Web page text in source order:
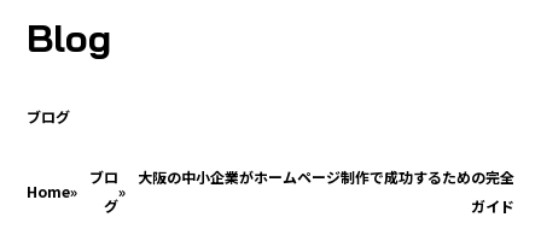
Blog
ブログ
Home»
ブロ
グ
»
大阪の中小企業がホームページ制作で成功するための完全
ガイド